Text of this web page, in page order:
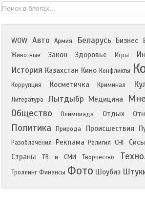
WOW Авто Армия Беларусь Бизнес
Животные
Закон Здоровье Игры
История Казахстан Кино Конфликты
Коррупция Косметичка Криминал
Литература Лытдыбр Медицина
Общество Олимпиада Отдых
Политика Природа Происшествия
Разоблачения
Реклама Религия СНГ
Страны
ТВ и СМИ Творчество
Троллинг Финансы Фото Шоубиз